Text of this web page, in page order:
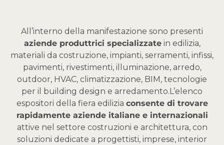
All’interno della manifestazione sono presenti
aziende produttrici specializzatein edilizia,
materiali da costruzione, impianti, serramenti, infissi,
pavimenti, rivestimenti, illuminazione, arredo,
outdoor, HVAC, climatizzazione, BIM, tecnologie
per il building design e arredamento. L’elenco
espositori della fiera edilizia consente di trovare
rapidamente aziende italiane e internazionali
attive nel settore costruzioni e architettura, con
soluzioni dedicate a progettisti, imprese, interior